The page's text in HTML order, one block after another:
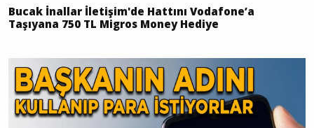
Bucak İnallar İletişim'de Hattını Vodafone’a
Taşıyana 750 TL Migros Money Hediye